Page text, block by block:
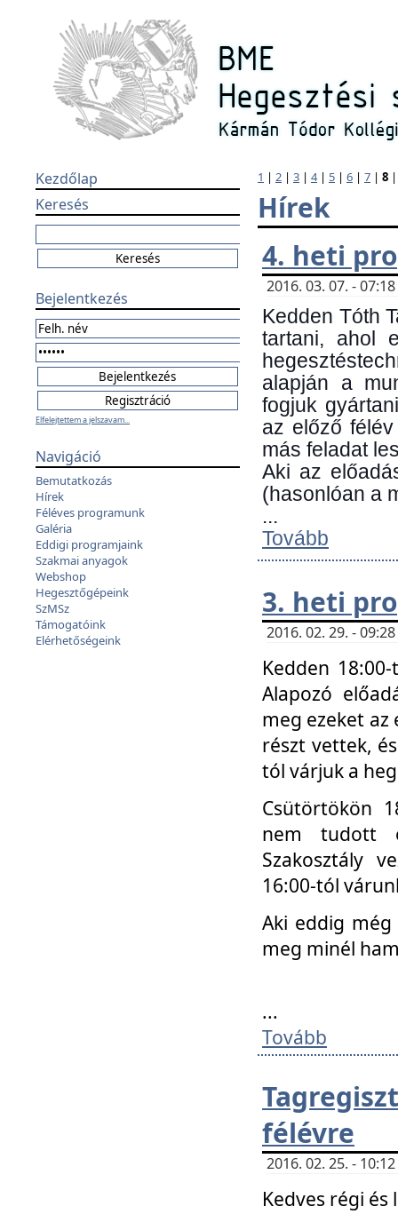
Kezdőlap
Keresés
Bejelentkezés
Elfelejtettem a jelszavam...
Navigáció
Bemutatkozás
Hírek
Féléves programunk
Galéria
Eddigi programjaink
Szakmai anyagok
Webshop
Hegesztőgépeink
SzMSz
Támogatóink
Elérhetőségeink
1 | 2 | 3 | 4| 5 | 6 | 7 | 8
Hírek
4. heti
2016. 03. 07. -
Kedden Tóth
tartani, ahol
alapján a
fogjuk
az előző
más feladat
Aki az
(hasonlóan a
...
Tovább
3. heti
2016. 02. 29. -
Kedden
Alapozó
meg ezeket
részt vettek,
tól várjuk a
Csütörtökön
nem tudott
Szakosztály
16:00-tól
Aki eddig
meg minél
...
Tovább
félévre
2016. 02. 25. -
Kedves régi